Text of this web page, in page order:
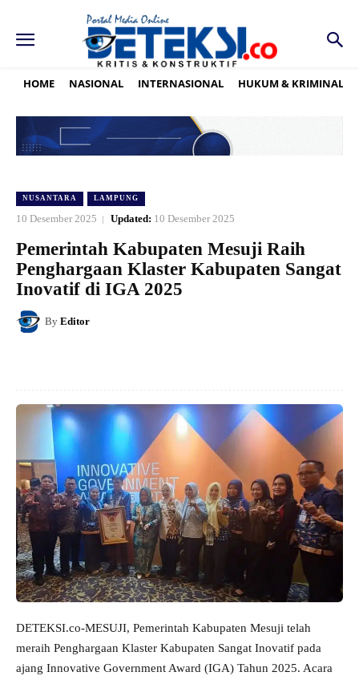
HOME NASIONAL INTERNASIONAL HUKUM & KRIMINAL
NUSANTARA LAMPUNG
10 Desember 2025 Updated: 10 Desember 2025
Pemerintah Kabupaten Mesuji Raih
Penghargaan Klaster Kabupaten Sangat
Inovatif di IGA 2025
By Editor
DETEKSI.co-MESUJI, Pemerintah Kabupaten Mesuji telah
meraih Penghargaan Klaster Kabupaten Sangat Inovatif pada
ajang Innovative Government Award (IGA) Tahun 2025. Acara